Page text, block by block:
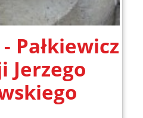
Pałkiewicz
Jerzego